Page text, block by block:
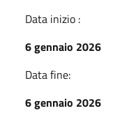
Data inizio :
6 gennaio 2026
Data fine:
6 gennaio 2026